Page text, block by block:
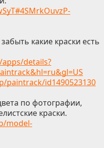
какие краски есть
details?
paintrack/id1490523130
по фотографии,
краски.
model-